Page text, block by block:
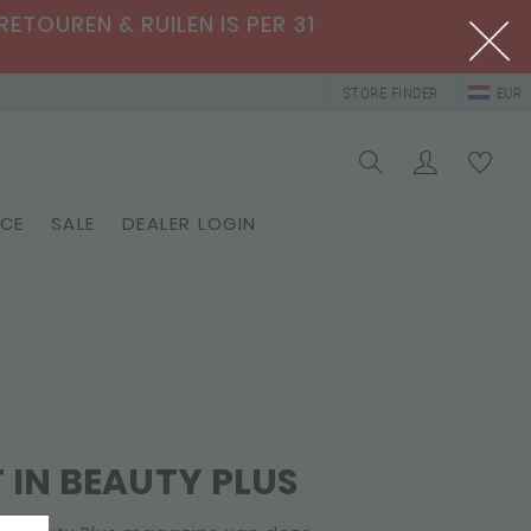
& RUILEN IS PER 31
STORE FINDER EUR
SALE DEALER LOGIN
IN BEAUTY PLUS